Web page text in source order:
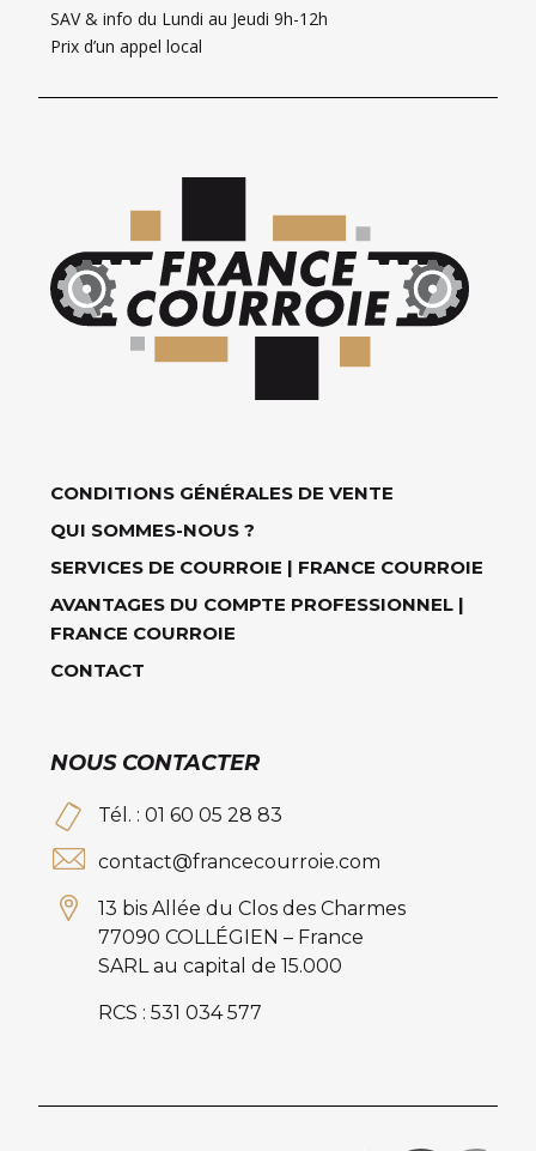
SAV & info du Lundi au Jeudi 9h-12h
Prix d’un appel local
CONDITIONS GÉNÉRALES DE VENTE
QUI SOMMES-NOUS ?
SERVICES DE COURROIE | FRANCE COURROIE
AVANTAGES DU COMPTE PROFESSIONNEL |
FRANCE COURROIE
CONTACT
NOUS CONTACTER
Tél. : 01 60 05 28 83
contact@francecourroie.com
13 bis Allée du Clos des Charmes
77090 COLLÉGIEN – France
SARL au capital de 15.000
RCS : 531 034 577